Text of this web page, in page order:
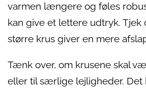
varmen længere og føles
kan give et lettere udtryk. Tjek
større krus giver en mere
Tænk over, om krusene skal
eller til særlige lejligheder.